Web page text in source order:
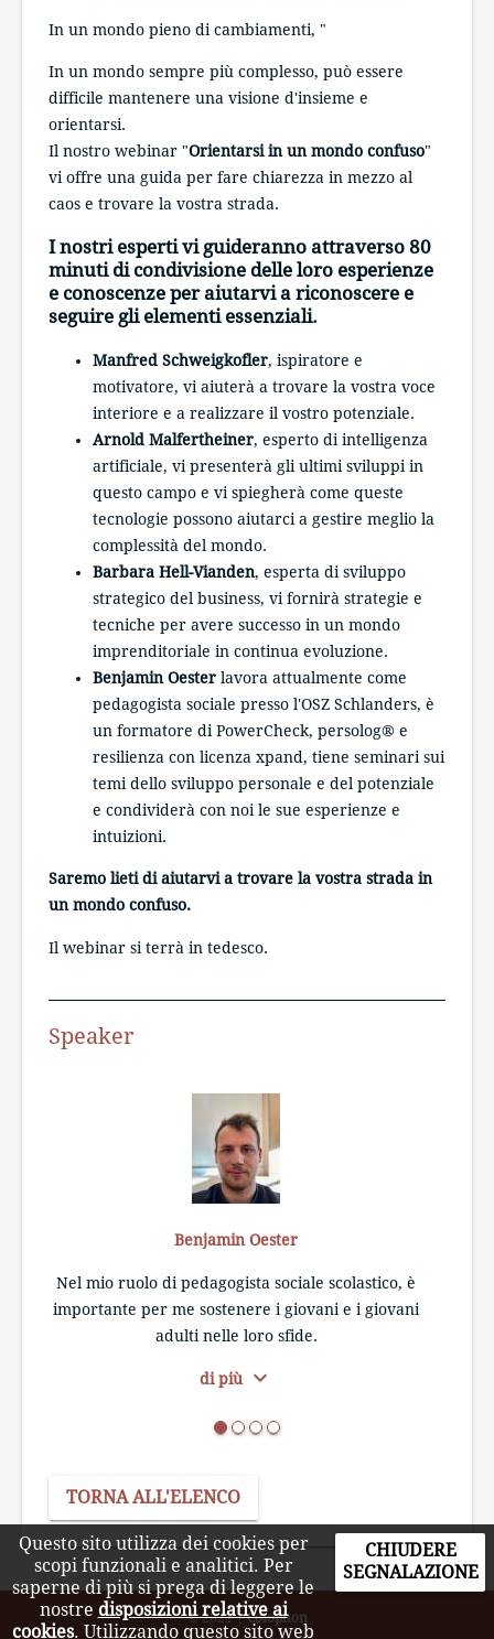
In un mondo pieno di cambiamenti, "
In un mondo sempre più complesso, può essere
difficile mantenere una visione d'insieme e
orientarsi.
Il nostro webinar "Orientarsi in un mondo confuso"
vi offre una guida per fare chiarezza in mezzo al
caos e trovare la vostra strada.
I nostri esperti vi guideranno attraverso 80
minuti di condivisione delle loro esperienze
e conoscenze per aiutarvi a riconoscere e
seguire gli elementi essenziali.
Manfred Schweigkofler, ispiratore e
motivatore, vi aiuterà a trovare la vostra voce
interiore e a realizzare il vostro potenziale.
Arnold Malfertheiner, esperto di intelligenza
artificiale, vi presenterà gli ultimi sviluppi in
questo campo e vi spiegherà come queste
tecnologie possono aiutarci a gestire meglio la
complessità del mondo.
Barbara Hell-Vianden, esperta di sviluppo
strategico del business, vi fornirà strategie e
tecniche per avere successo in un mondo
imprenditoriale in continua evoluzione.
Benjamin Oester lavora attualmente come
pedagogista sociale presso l'OSZ Schlanders, è
un formatore di PowerCheck, persolog® e
resilienza con licenza xpand, tiene seminari sui
temi dello sviluppo personale e del potenziale
e condividerà con noi le sue esperienze e
intuizioni.
Saremo lieti di aiutarvi a trovare la vostra strada in
un mondo confuso.
Il webinar si terrà in tedesco.
Speaker
Benjamin Oester
Nel mio ruolo di pedagogista sociale scolastico, è
importante per me sostenere i giovani e i giovani
adulti nelle loro sfide.
di più expand_more
TORNA ALL'ELENCO
© 2022| Colophon
Questo sito utilizza dei cookies per
scopi funzionali e analitici. Per
saperne di più si prega di leggere le
nostre disposizioni relative ai
cookies. Utilizzando questo sito web
CHIUDERE
SEGNALAZIONE